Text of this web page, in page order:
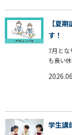
【夏
す！
7月とな
も長い
は、合
果を発
学生講